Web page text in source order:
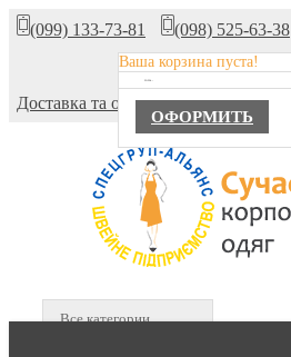
(099) 133-73-81 (098) 525-63-38
Доставка та оплата
Все категории
Ваша корзина пуста!
ОФОРМИТЬ